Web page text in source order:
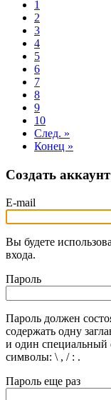
1
2
3
4
5
6
7
8
9
10
След. »
Конец »
Создать аккаунт
E-mail
Вы будете
входа.
Пароль
Пароль должен
содержать одну
и один специальный
символы: \ , / : .
Пароль еще раз